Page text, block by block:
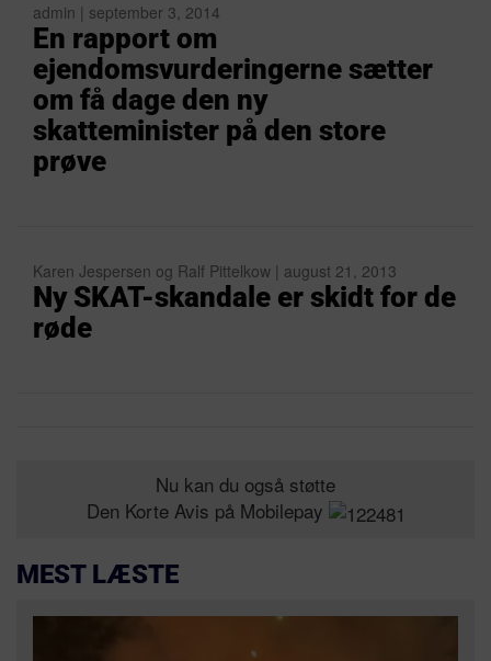
admin | september 3, 2014
En rapport om
ejendomsvurderingerne sætter
om få dage den ny
skatteminister på den store
prøve
Karen Jespersen og Ralf Pittelkow | august 21, 2013
Ny SKAT-skandale er skidt for de
røde
Nu kan du også støtte
Den Korte Avis på Mobilepay
MEST LÆSTE